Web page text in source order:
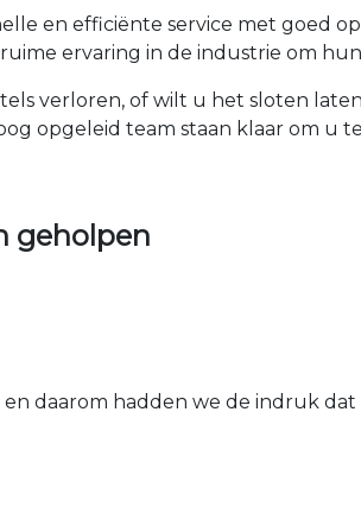
en efficiënte service met goed
ervaring in de industrie om
verloren, of wilt u het sloten
opgeleid team staan klaar om u
geholpen
daarom hadden we de indruk